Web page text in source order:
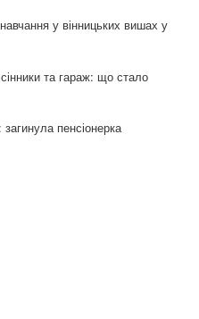
у вінницьких вишах у
та гараж: що стало
пенсіонерка